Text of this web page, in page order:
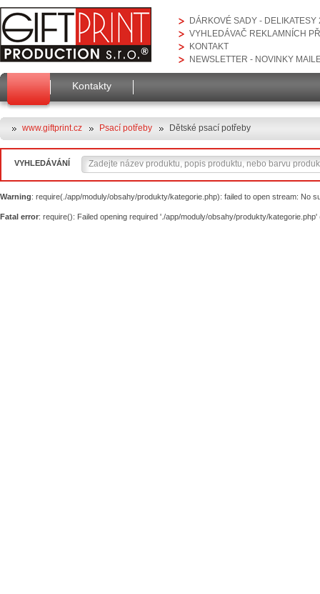
DÁRKOVÉ SADY - DELIKATESY
VYHLEDÁVAČ REKLAMNÍCH
KONTAKT
NEWSLETTER - NOVINKY
Kontakty
www.giftprint.cz Psací potřeby Dětské psací potřeby
VYHLEDÁVÁNÍ
Warning: require(./app/moduly/obsahy/produkty/kategorie.php): failed to open stream: No
Fatal error: require(): Failed opening required './app/moduly/obsahy/produkty/